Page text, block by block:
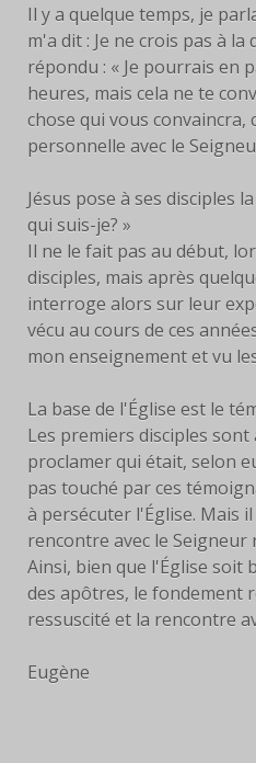
Il y a quelque temps, je
m'a dit : Je ne crois pas à la
répondu : « Je pourrais en
heures, mais cela ne te
chose qui vous
personnelle avec le
Jésus pose à ses disciples
qui suis-je? »
Il ne le fait pas au début,
disciples, mais après
interroge alors sur leur
vécu au cours de ces
mon enseignement et vu
La base de l'Église est le
Les premiers disciples
proclamer qui était, selon
pas touché par ces
à persécuter l'Église. Mais
rencontre avec le Seigneur
Ainsi, bien que l'Église soit
des apôtres, le fondement
ressuscité et la rencontre
Eugène